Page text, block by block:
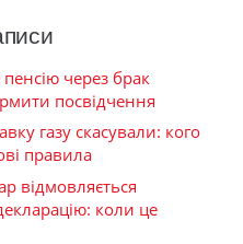
через брак
посвідчення
газу скасували: кого
правила
відмовляється
коли це